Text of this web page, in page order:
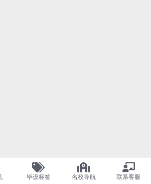
毕设标签 名校导航 联系客服